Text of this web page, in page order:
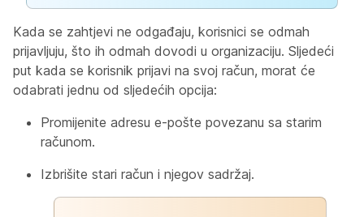
Kada se zahtjevi ne odgađaju, korisnici se odmah
prijavljuju, što ih odmah dovodi u organizaciju. Sljedeći
put kada se korisnik prijavi na svoj račun, morat će
odabrati jednu od sljedećih opcija:
Promijenite adresu e-pošte povezanu sa starim
računom.
Izbrišite stari račun i njegov sadržaj.